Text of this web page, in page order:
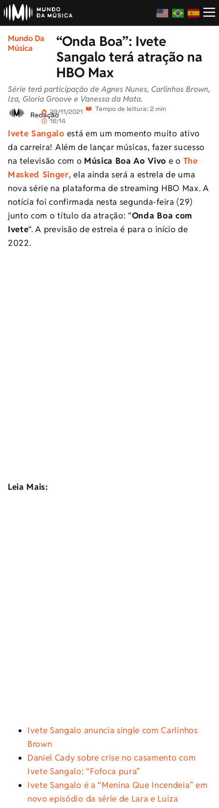
Mundo Da
Música
“Onda Boa”: Ivete
Sangalo terá atração na
HBO Max
Série terá participação de Agnes Nunes, Carlinhos Brown,
Iza, Gloria Groove e Vanessa da Mata.
Redação29/11/2021
16:14
Tempo de leitura: 2 min
Ivete Sangalo está em um momento muito ativo
da carreira! Além de lançar músicas, fazer sucesso
na televisão com o Música Boa Ao Vivo e o The
Masked Singer, ela ainda será a estrela de uma
nova série na plataforma de streaming HBO Max. A
notícia foi confirmada nesta segunda-feira (29)
junto com o título da atração: “Onda Boa com
Ivete“. A previsão de estreia é para o início de
2022.
Leia Mais:
Ivete Sangalo anuncia single com Carlinhos
Brown
Daniel Cady sobre crise no casamento com
Ivete Sangalo: “Fofoca pura”
Ivete Sangalo é a “Menina Que Incendeia” em
novo episódio da série de Lara e Luiza